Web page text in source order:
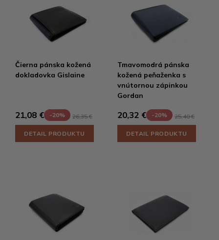
Čierna pánska kožená
dokladovka Gislaine
21,08 € -20% 26,35 €
DETAIL PRODUKTU
Tmavomodrá pánska
kožená peňaženka s
vnútornou zápinkou
Gordan
20,32 € -20% 25,40 €
DETAIL PRODUKTU